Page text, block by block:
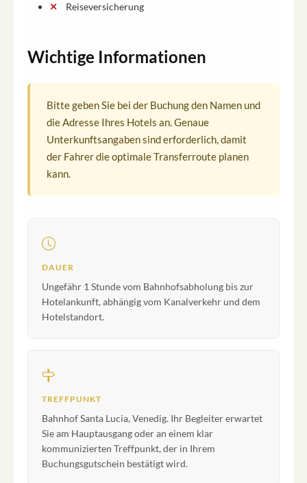
Reiseversicherung
Wichtige Informationen
Bitte geben Sie bei der Buchung den Namen und
die Adresse Ihres Hotels an. Genaue
Unterkunftsangaben sind erforderlich, damit
der Fahrer die optimale Transferroute planen
kann.
DAUER
Ungefähr 1 Stunde vom Bahnhofsabholung bis zur
Hotelankunft, abhängig vom Kanalverkehr und dem
Hotelstandort.
TREFFPUNKT
Bahnhof Santa Lucia, Venedig. Ihr Begleiter erwartet
Sie am Hauptausgang oder an einem klar
kommunizierten Treffpunkt, der in Ihrem
Buchungsgutschein bestätigt wird.